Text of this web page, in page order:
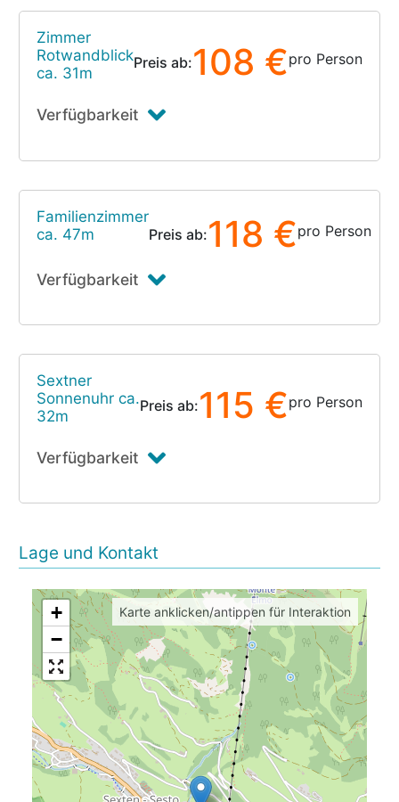
Zimmer
Rotwandblick
ca. 31m
Preis ab:108 €pro Person
Verfügbarkeit
Familienzimmer
ca. 47m
Preis ab:118 €pro Person
Verfügbarkeit
Sextner
Sonnenuhr ca.
32m
Preis ab:115 €pro Person
Verfügbarkeit
Lage und Kontakt
+
−
Karte anklicken/antippen für Interaktion